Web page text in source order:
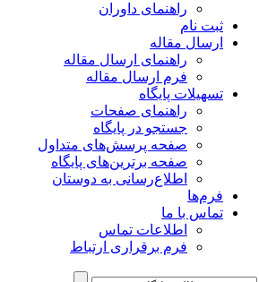
راهنمای داوران
ثبت نام
ارسال مقاله
راهنمای ارسال مقاله
فرم ارسال مقاله
تسهیلات پایگاه
راهنمای صفحات
جستجو در پایگاه
صفحه پرسش‌های متداول
صفحه برترین‌های پایگاه
اطلاع‌رسانی به دوستان
فرم‌ها
تماس با ما
اطلاعات تماس
فرم برقراری ارتباط